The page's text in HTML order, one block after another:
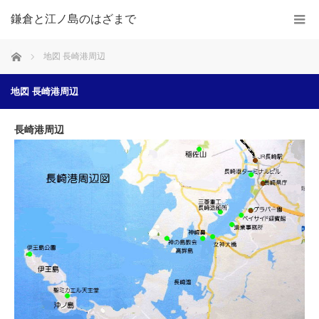
鎌倉と江ノ島のはざまで
ホーム 地図 長崎港周辺
地図 長崎港周辺
長崎港周辺